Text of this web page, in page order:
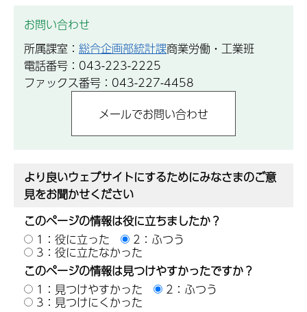
お問い合わせ
所属課室： 総合企画部統計課商業労働・工業班
電話番号：043-223-2225
ファックス番号：043-227-4458
より良いウェブサイトにするためにみなさまのご意
見をお聞かせください
このページの情報は役に立ちましたか？
1：役に立った
2：ふつう
3：役に立たなかった
このページの情報は見つけやすかったですか？
1：見つけやすかった
2：ふつう
3：見つけにくかった